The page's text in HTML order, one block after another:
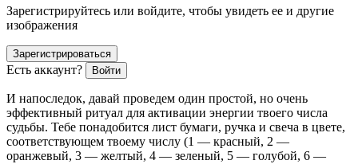
Зарегистрируйтесь или войдите, чтобы увидеть ее и другие
изображения
Зарегистрироваться
Есть аккаунт? Войти
И напоследок, давай проведем один простой, но очень
эффективный ритуал для активации энергии твоего числа
судьбы. Тебе понадобится лист бумаги, ручка и свеча в цвете,
соответствующем твоему числу (1 — красный, 2 —
оранжевый, 3 — желтый, 4 — зеленый, 5 — голубой, 6 —